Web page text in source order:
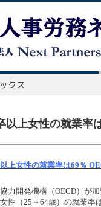
以上女性の就業率
上女性の就業率は69％
力開発機構（OECD）が
性（25～64歳）の就業率